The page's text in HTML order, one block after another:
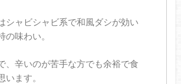
シャビシャビ系で和風ダシが効い
の味わい。
、辛いのが苦手な方でも余裕で食
います。